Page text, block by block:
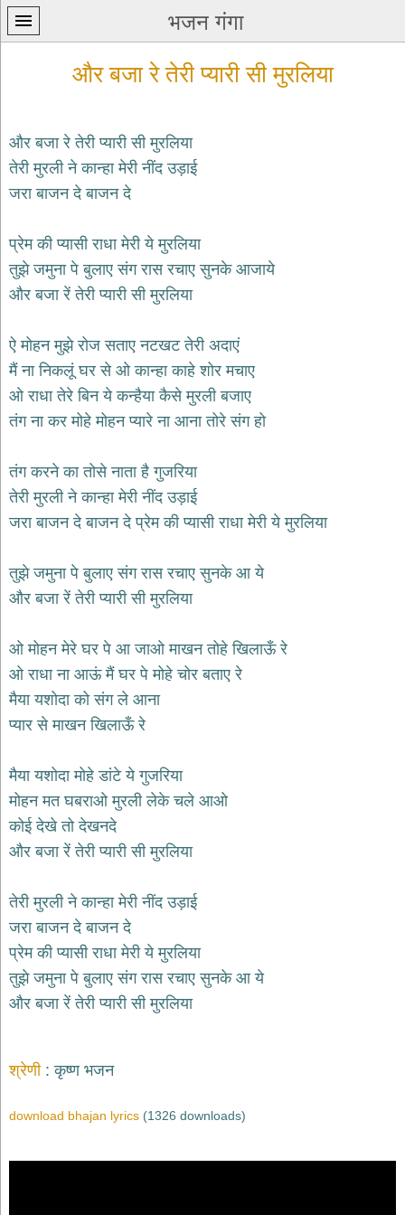
भजन गंगा
प्रथम
पन्ना
कृष्ण
भजन
krishna
bhajans
भजन
bhajans
हनुमान
भजन
साईं
भजन
bhajans
भजन
jain
bhajans
दुर्गा
भजन
durga
bhajans
गणेश
भजन
राम
भजन
raam
भजन
gurudev
विविध
भजन
miscellaneous
bhajans
vishnu
bhajans
बाबा
भजन
और बजा रे तेरी प्यारी सी मुरलिया
और बजा रे तेरी प्यारी सी मुरलिया
तेरी मुरली ने कान्हा मेरी नींद उड़ाई
जरा बाजन दे बाजन दे
प्रेम की प्यासी राधा मेरी ये मुरलिया
तुझे जमुना पे बुलाए संग रास रचाए सुनके आजाये
और बजा रें तेरी प्यारी सी मुरलिया
ऐ मोहन मुझे रोज सताए नटखट तेरी अदाएं
मैं ना निकलूं घर से ओ कान्हा काहे शोर मचाए
ओ राधा तेरे बिन ये कन्हैया कैसे मुरली बजाए
तंग ना कर मोहे मोहन प्यारे ना आना तोरे संग हो
तंग करने का तोसे नाता है गुजरिया
तेरी मुरली ने कान्हा मेरी नींद उड़ाई
जरा बाजन दे बाजन दे प्रेम की प्यासी राधा मेरी ये मुरलिया
तुझे जमुना पे बुलाए संग रास रचाए सुनके आ ये
और बजा रें तेरी प्यारी सी मुरलिया
ओ मोहन मेरे घर पे आ जाओ माखन तोहे खिलाऊँ रे
ओ राधा ना आऊं मैं घर पे मोहे चोर बताए रे
मैया यशोदा को संग ले आना
प्यार से माखन खिलाऊँ रे
मैया यशोदा मोहे डांटे ये गुजरिया
मोहन मत घबराओ मुरली लेके चले आओ
कोई देखे तो देखनदे
और बजा रें तेरी प्यारी सी मुरलिया
तेरी मुरली ने कान्हा मेरी नींद उड़ाई
जरा बाजन दे बाजन दे
प्रेम की प्यासी राधा मेरी ये मुरलिया
तुझे जमुना पे बुलाए संग रास रचाए सुनके आ ये
और बजा रें तेरी प्यारी सी मुरलिया
श्रेणी कृष्ण भजन
download bhajan lyrics (1326 downloads)